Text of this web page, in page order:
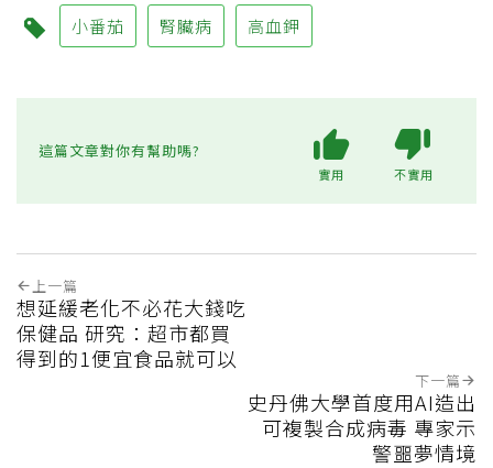
小番茄 腎臟病 高血鉀
這篇文章對你有幫助嗎?
實用 不實用
上一篇
想延緩老化不必花大錢吃
保健品 研究：超市都買
得到的1便宜食品就可以
下一篇
史丹佛大學首度用AI造出
可複製合成病毒 專家示
警噩夢情境